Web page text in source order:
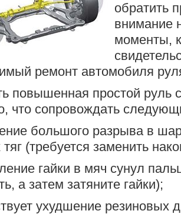
обратить
внимание
моменты,
ремонт автомобиля
повышенная простой руль
что сопровождать
большого разрыва в
(требуется заменить
гайки в мяч сунул
а затем затяните гайки);
ухудшение резиновых